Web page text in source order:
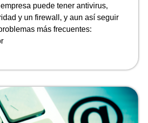
puede tener antivirus,
y un firewall, y aun así seguir
más frecuentes: